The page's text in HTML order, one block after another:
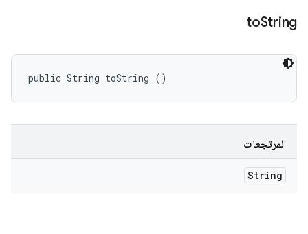
toString
public String toString ()
المرتجعات
String